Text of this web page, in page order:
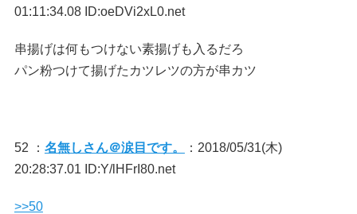
01:11:34.08 ID:oeDVi2xL0.net
串揚げは何もつけない素揚げも入るだろ
パン粉つけて揚げたカツレツの方が串カツ
52 ： 名無しさん＠涙目です。
：2018/05/31(木)
20:28:37.01 ID:Y/lHFrI80.net
>>50